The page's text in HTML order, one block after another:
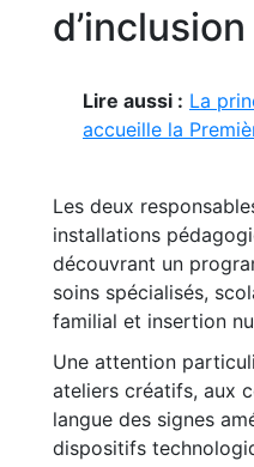
Lire aussi : La
accueille la
Les deux
installations
découvrant un
soins spécialisés,
familial et insertion
Une attention
ateliers créatifs, aux
langue des signes
dispositifs